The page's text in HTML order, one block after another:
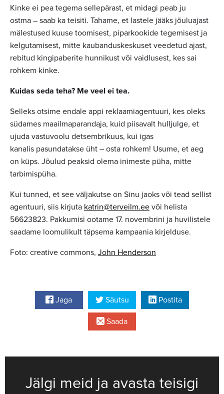
Kinke ei pea tegema sellepärast, et midagi peab ju
ostma – saab ka teisiti. Tahame, et lastele jääks jõuluajast
mälestused kuuse toomisest, piparkookide tegemisest ja
kelgutamisest, mitte kaubanduskeskuset veedetud ajast,
rebitud kingipaberite hunnikust või vaidlusest, kes sai
rohkem kinke.
Kuidas seda teha? Me veel ei tea.
Selleks otsime endale appi reklaamiagentuuri, kes oleks
südames maailmaparandaja, kuid piisavalt hulljulge, et
ujuda vastuvoolu detsembrikuus, kui igas
kanalis pasundatakse üht – osta rohkem! Usume, et aeg
on küps. Jõulud peaksid olema inimeste püha, mitte
tarbimispüha.
Kui tunned, et see väljakutse on Sinu jaoks või tead sellist
agentuuri, siis kirjuta katrin@terveilm.ee või helista
56623823. Pakkumisi ootame 17. novembrini ja huvilistele
saadame loomulikult täpsema kampaania kirjelduse.
Foto: creative commons, John Henderson
Jaga Säutsu Postita
Saada
Jälgi meid ja avasta teisigi